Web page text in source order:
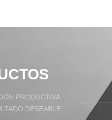
PRODUCTIVA
DESEABLE.